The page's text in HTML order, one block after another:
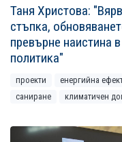
Таня Христова:
стъпка,
превърне наистина
политика"
проекти енергийна
саниране
климатичен